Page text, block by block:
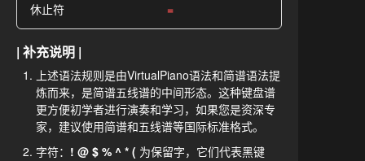
休止符 =
| 补充说明 |
上述语法规则是由VirtualPiano语法和简谱语法提
炼而来，是简谱五线谱的中间形态。这种键盘谱
更方便初学者进行演奏和学习，如果您是资深专
家，建议使用简谱和五线谱等国际标准格式。
字符： ! @ $ % ^ * ( 为保留字，它们代表黑键